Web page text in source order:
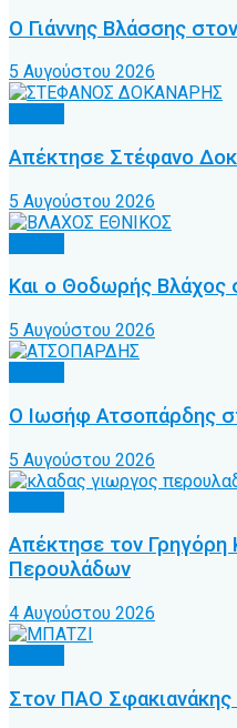
Ο Γιάννης Βλάσσης
5 Αυγούστου 2026
Απέκτησε Στέφανο
5 Αυγούστου 2026
Και ο Θοδωρής Βλάχος
5 Αυγούστου 2026
Ο Ιωσήφ Ατσοπάρδης
5 Αυγούστου 2026
Απέκτησε τον Γρηγόρη
Περουλάδων
4 Αυγούστου 2026
Στον ΠΑΟ